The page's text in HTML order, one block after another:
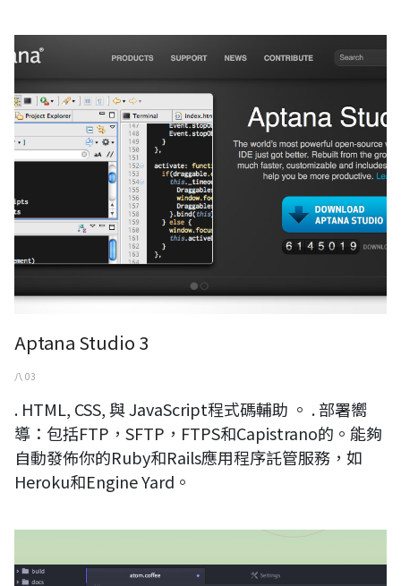
Aptana Studio 3
Aptana Studio 3
八 03
. HTML, CSS, 與 JavaScript程式碼輔助 。 . 部署嚮
導：包括FTP，SFTP，FTPS和Capistrano的。能夠
自動發佈你的Ruby和Rails應用程序託管服務，如
Heroku和Engine Yard。